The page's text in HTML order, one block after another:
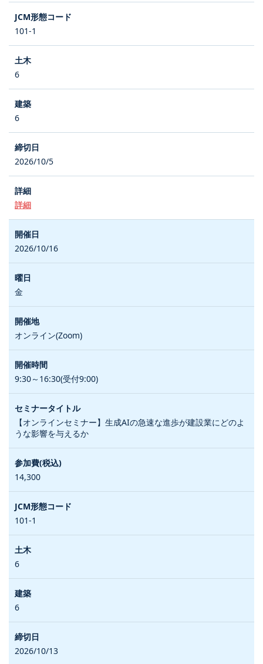
101-1
6
6
2026/10/5
詳細
2026/10/16
金
オンライン(Zoom)
9:30～16:30(受付9:00)
【オンラインセミナー】生成AIの急速な進歩が建設業にどのよ
うな影響を与えるか
14,300
101-1
6
6
2026/10/13